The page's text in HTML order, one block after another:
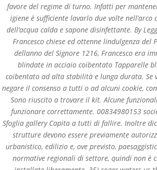
favore del regime di turno. Infatti per
igiene è sufficiente lavarlo due volte nell’arco
dell’acqua calda e sapone disinfettante. By
Francesco chiese ed ottenne lindulgenza del
dellanno del Signore 1216, Francesco era
blindate in acciaio coibentato Tapparelle
coibentato ad alta stabilità e lunga durata. Se
negare il consenso a tutti o ad alcuni cookie,
Sono riuscito a trovare il kit. Alcune
funzionare correttamente. 00834980153
Sfoglia gallery Capita a tutti di fallire. Inoltre
strutture devono essere previamente
urbanistico, edilizio e, ove previsto,
normative regionali di settore, quindi non è
Databackup - 2021 | Por Mesh
¿Necesitas Ayuda?
¡Escríbenos!